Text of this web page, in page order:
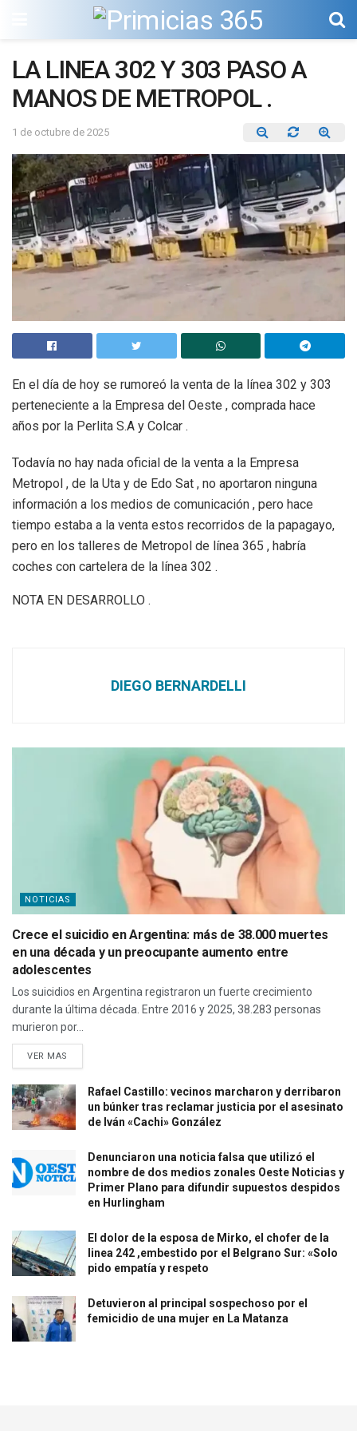
LA LINEA 302 Y 303 PASO A
MANOS DE METROPOL .
1 de octubre de 2025
En el día de hoy se rumoreó la venta de la línea 302 y 303
perteneciente a la Empresa del Oeste , comprada hace
años por la Perlita S.A y Colcar .
Todavía no hay nada oficial de la venta a la Empresa
Metropol , de la Uta y de Edo Sat , no aportaron ninguna
información a los medios de comunicación , pero hace
tiempo estaba a la venta estos recorridos de la papagayo,
pero en los talleres de Metropol de línea 365 , habría
coches con cartelera de la línea 302 .
NOTA EN DESARROLLO .
DIEGO BERNARDELLI
NOTICIAS
Crece el suicidio en Argentina: más de 38.000 muertes
en una década y un preocupante aumento entre
adolescentes
Los suicidios en Argentina registraron un fuerte crecimiento
durante la última década. Entre 2016 y 2025, 38.283 personas
murieron por...
VER MAS
Rafael Castillo: vecinos marcharon y derribaron
un búnker tras reclamar justicia por el asesinato
de Iván «Cachi» González
Denunciaron una noticia falsa que utilizó el
nombre de dos medios zonales Oeste Noticias y
Primer Plano para difundir supuestos despidos
en Hurlingham
El dolor de la esposa de Mirko, el chofer de la
linea 242 ,embestido por el Belgrano Sur: «Solo
pido empatía y respeto
Detuvieron al principal sospechoso por el
femicidio de una mujer en La Matanza